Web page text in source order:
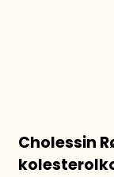
Cholessin